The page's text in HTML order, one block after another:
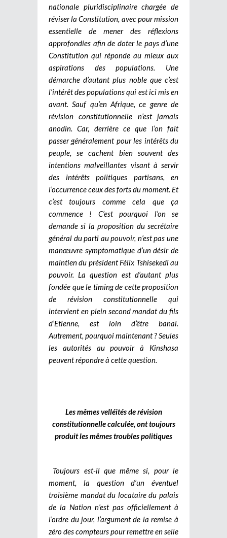
nationale pluridisciplinaire chargée de
réviser la Constitution, avec pour mission
essentielle de mener des réflexions
approfondies afin de doter le pays d’une
Constitution qui réponde au mieux aux
aspirations des populations. Une
démarche d’autant plus noble que c’est
l’intérêt des populations qui est ici mis en
avant. Sauf qu’en Afrique, ce genre de
révision constitutionnelle n’est jamais
anodin. Car, derrière ce que l’on fait
passer généralement pour les intérêts du
peuple, se cachent bien souvent des
intentions malveillantes visant à servir
des intérêts politiques partisans, en
l’occurrence ceux des forts du moment. Et
c’est toujours comme cela que ça
commence ! C’est pourquoi l’on se
demande si la proposition du secrétaire
général du parti au pouvoir, n’est pas une
manœuvre symptomatique d’un désir de
maintien du président Félix Tshisekedi au
pouvoir. La question est d’autant plus
fondée que le timing de cette proposition
de révision constitutionnelle qui
intervient en plein second mandat du fils
d’Etienne, est loin d’être banal.
Autrement, pourquoi maintenant ? Seules
les autorités au pouvoir à Kinshasa
peuvent répondre à cette question.
Les mêmes velléités de révision
constitutionnelle calculée, ont toujours
produit les mêmes troubles politiques
Toujours est-il que même si, pour le
moment, la question d’un éventuel
troisième mandat du locataire du palais
de la Nation n’est pas officiellement à
l’ordre du jour, l’argument de la remise à
zéro des compteurs pour remettre en selle